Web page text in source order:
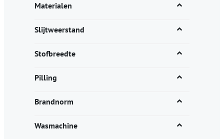
Materialen
Slijtweerstand
Stofbreedte
Pilling
Brandnorm
Wasmachine